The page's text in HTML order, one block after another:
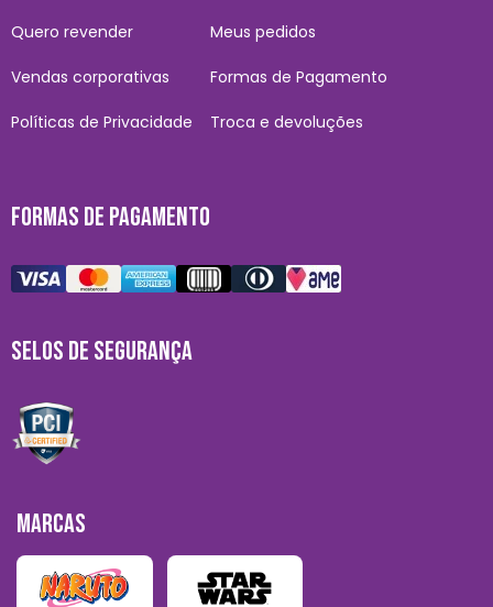
Quero revender
Vendas corporativas
Políticas de Privacidade
Meus pedidos
Formas de Pagamento
Troca e devoluções
FORMAS DE PAGAMENTO
SELOS DE SEGURANÇA
MARCAS